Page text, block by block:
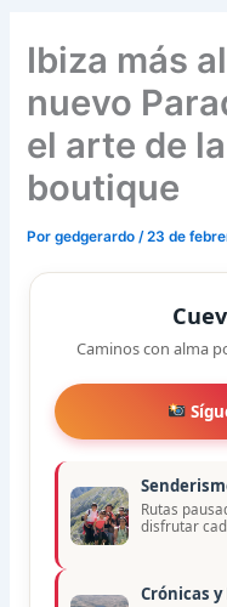
Ibiza más
nuevo
el arte de
boutique
Porgedgerardo/23 de
Caminos con alma
Rutas
disfrutar
Crónicas